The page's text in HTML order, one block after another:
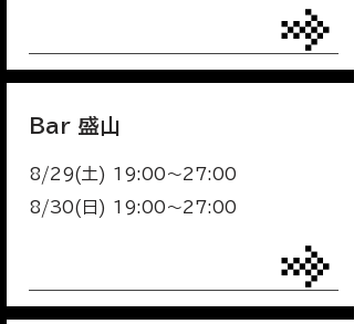
Bar 盛山
8/29(土) 19:00～27:00
8/30(日) 19:00～27:00